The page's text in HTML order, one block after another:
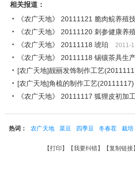
相关报道：
《农广天地》 20111121 脆肉鲩养殖
《农广天地》 20111120 刺参健康养
《农广天地》 20111118 琥珀 2011-
《农广天地》 20111118 锡镶茶具生
[农广天地]靓丽发饰制作工艺
[农广天地]角梳的制作工艺(20111117)
《农广天地》 20111117 狐狸皮初加工
热词： 农广天地 菜豆 四季豆 冬春茬 栽培
【打印 】【我要纠错】【复制链接